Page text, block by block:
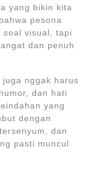
yang bikin kita
pesona
soal visual, tapi
dan penuh
nggak harus
dan hati
yang
dengan
dan
pasti muncul